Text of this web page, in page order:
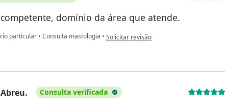
domínio da área que atende.
particular • Consulta mastologia • na opinião do utilizador Nilza Gontijo
Solicitar revisão
Consulta verificada